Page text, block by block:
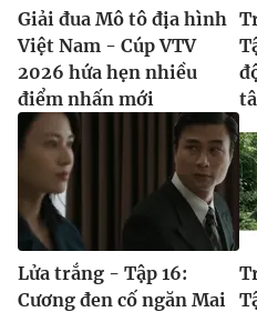
Giải đua Mô tô địa hình
Việt Nam - Cúp VTV
2026 hứa hẹn nhiều
điểm nhấn mới
Lửa trắng - Tập 16:
Cương đen cố ngăn Mai